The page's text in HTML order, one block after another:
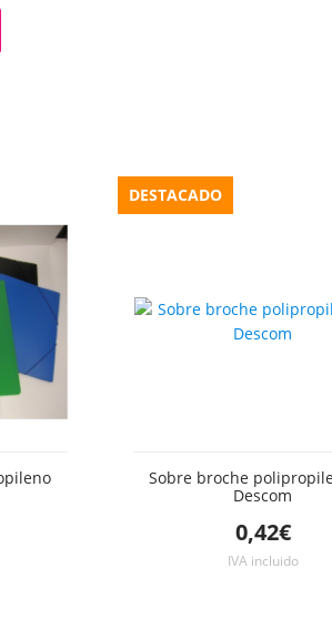
DESTACADO
Sobre broche
Descom
0,42€
IVA incluido